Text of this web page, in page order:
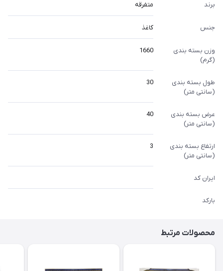
برند متفرقه
جنس کاغذ
وزن بسته بندی
(گرم)
1660
طول بسته بندی
(سانتی متر)
30
عرض بسته بندی
(سانتی متر)
40
ارتفاع بسته بندی
(سانتی متر)
3
ایران کد
بارکد
محصولات مرتبط